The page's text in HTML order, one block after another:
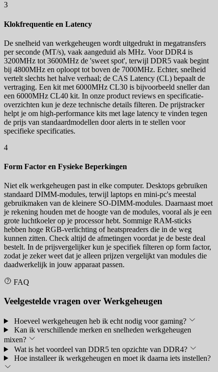
3
Klokfrequentie en Latency
De snelheid van werkgeheugen wordt uitgedrukt in megatransfers
per seconde (MT/s), vaak aangeduid als MHz. Voor DDR4 is
3200MHz tot 3600MHz de 'sweet spot', terwijl DDR5 vaak begint
bij 4800MHz en oploopt tot boven de 7000MHz. Echter, snelheid
vertelt slechts het halve verhaal; de CAS Latency (CL) bepaalt de
vertraging. Een kit met 6000MHz CL30 is bijvoorbeeld sneller dan
een 6000MHz CL40 kit. In onze product reviews en specificatie-
overzichten kun je deze technische details filteren. De prijstracker
helpt je om high-performance kits met lage latency te vinden tegen
de prijs van standaardmodellen door alerts in te stellen voor
specifieke specificaties.
4
Form Factor en Fysieke Beperkingen
Niet elk werkgeheugen past in elke computer. Desktops gebruiken
standaard DIMM-modules, terwijl laptops en mini-pc's meestal
gebruikmaken van de kleinere SO-DIMM-modules. Daarnaast moet
je rekening houden met de hoogte van de modules, vooral als je een
grote luchtkoeler op je processor hebt. Sommige RAM-sticks
hebben hoge RGB-verlichting of heatspreaders die in de weg
kunnen zitten. Check altijd de afmetingen voordat je de beste deal
bestelt. In de prijsvergelijker kun je specifiek filteren op form factor,
zodat je zeker weet dat je alleen prijzen vergelijkt van modules die
daadwerkelijk in jouw apparaat passen.
FAQ
Veelgestelde vragen over Werkgeheugen
Hoeveel werkgeheugen heb ik echt nodig voor gaming?
Kan ik verschillende merken en snelheden werkgeheugen
mixen?
Wat is het voordeel van DDR5 ten opzichte van DDR4?
Hoe installeer ik werkgeheugen en moet ik daarna iets instellen?